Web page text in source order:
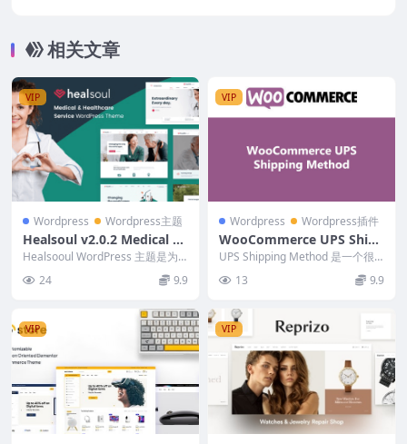
相关文章
VIP
Wordpress Wordpress主题
Healsoul v2.0.2 Medical Ca
re, Home Healthcare Servi
ce WP Theme
Healsooul WordPress 主题是为
世界各地的健康组织、医疗保健中
心...24 9.9
VIP
Wordpress Wordpress插件
WooCommerce UPS Shipp
ing Method (v3.7.5)
UPS Shipping Method 是一个很
好的扩展，可以计算运费。它支持
国... 13 9.9
VIP VIP